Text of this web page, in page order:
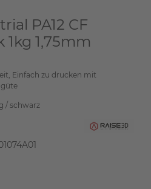
PA12 CF
1,75mm
Einfach zu drucken mit
/ schwarz